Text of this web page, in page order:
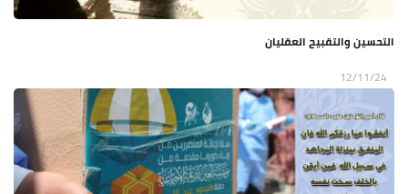
التحسين والتقبيح العقليان
12/11/24